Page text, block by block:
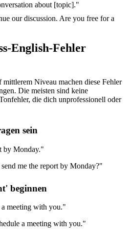
about [topic]."
our discussion. Are you free for a
English-Fehler
mittlerem Niveau machen diese Fehler
Die meisten sind keine
die dich unprofessionell oder
sein
by Monday."
me the report by Monday?"
beginnen
meeting with you."
a meeting with you."